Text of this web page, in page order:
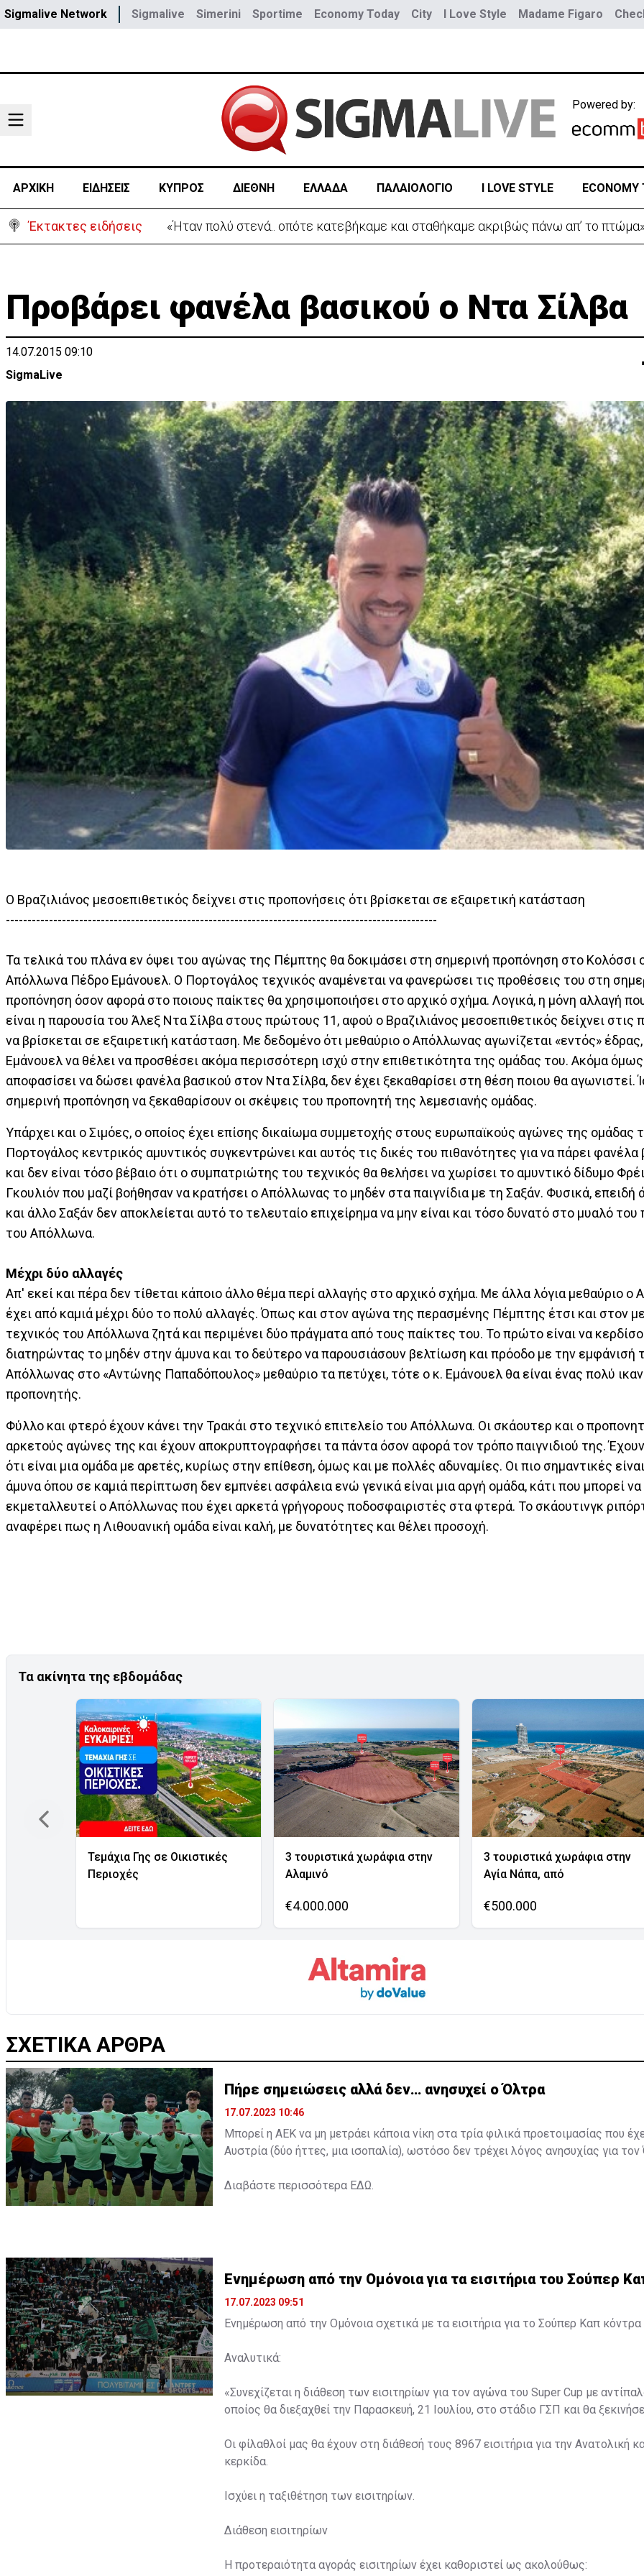
Sigmalive Network Sigmalive Simerini Sportime Economy Today City I Love Style Madame Figaro
Powered by:
ΑΡΧΙΚΗ ΕΙΔΗΣΕΙΣ ΚΥΠΡΟΣ ΔΙΕΘΝΗ ΕΛΛΑΔΑ ΠΑΛΑΙΟΛΟΓΙΟ I LOVE STYLE ECONOMY
Έκτακτες ειδήσεις «Ήταν πολύ στενά.. οπότε κατεβήκαμε και σταθήκαμε ακριβώς πάνω απ’ το
Προβάρει φανέλα βασικού ο Ντα Σίλβα
14.07.2015 09:10
SigmaLive
Ο Βραζιλιάνος μεσοεπιθετικός δείχνει στις προπονήσεις ότι βρίσκεται σε εξαιρετική κατάσταση
----------------------------------------------------------------------------------------------------
Τα τελικά του πλάνα εν όψει του αγώνας της Πέμπτης θα δοκιμάσει στη σημερινή προπόνηση στο Κολόσσι
Απόλλωνα Πέδρο Εμάνουελ. Ο Πορτογάλος τεχνικός αναμένεται να φανερώσει τις προθέσεις του στη
προπόνηση όσον αφορά στο ποιους παίκτες θα χρησιμοποιήσει στο αρχικό σχήμα. Λογικά, η μόνη αλλαγή
είναι η παρουσία του Άλεξ Ντα Σίλβα στους πρώτους 11, αφού ο Βραζιλιάνος μεσοεπιθετικός δείχνει στις
να βρίσκεται σε εξαιρετική κατάσταση. Με δεδομένο ότι μεθαύριο ο Απόλλωνας αγωνίζεται «εντός»
Εμάνουελ να θέλει να προσθέσει ακόμα περισσότερη ισχύ στην επιθετικότητα της ομάδας του. Ακόμα όμως
αποφασίσει να δώσει φανέλα βασικού στον Ντα Σίλβα, δεν έχει ξεκαθαρίσει στη θέση ποιου θα αγωνιστεί.
σημερινή προπόνηση να ξεκαθαρίσουν οι σκέψεις του προπονητή της λεμεσιανής ομάδας.
Υπάρχει και ο Σιμόες, ο οποίος έχει επίσης δικαίωμα συμμετοχής στους ευρωπαϊκούς αγώνες της ομάδας
Πορτογάλος κεντρικός αμυντικός συγκεντρώνει και αυτός τις δικές του πιθανότητες για να πάρει φανέλα
και δεν είναι τόσο βέβαιο ότι ο συμπατριώτης του τεχνικός θα θελήσει να χωρίσει το αμυντικό δίδυμο
Γκουλιόν που μαζί βοήθησαν να κρατήσει ο Απόλλωνας το μηδέν στα παιγνίδια με τη Σαξάν. Φυσικά, επειδή
και άλλο Σαξάν δεν αποκλείεται αυτό το τελευταίο επιχείρημα να μην είναι και τόσο δυνατό στο μυαλό
του Απόλλωνα.
Μέχρι δύο αλλαγές
Απ' εκεί και πέρα δεν τίθεται κάποιο άλλο θέμα περί αλλαγής στο αρχικό σχήμα. Με άλλα λόγια μεθαύριο ο
έχει από καμιά μέχρι δύο το πολύ αλλαγές. Όπως και στον αγώνα της περασμένης Πέμπτης έτσι και στον
τεχνικός του Απόλλωνα ζητά και περιμένει δύο πράγματα από τους παίκτες του. Το πρώτο είναι να
διατηρώντας το μηδέν στην άμυνα και το δεύτερο να παρουσιάσουν βελτίωση και πρόοδο με την εμφάνισή
Απόλλωνας στο «Αντώνης Παπαδόπουλος» μεθαύριο τα πετύχει, τότε ο κ. Εμάνουελ θα είναι ένας πολύ
προπονητής.
Φύλλο και φτερό έχουν κάνει την Τρακάι στο τεχνικό επιτελείο του Απόλλωνα. Οι σκάουτερ και ο
αρκετούς αγώνες της και έχουν αποκρυπτογραφήσει τα πάντα όσον αφορά τον τρόπο παιγνιδιού της.
ότι είναι μια ομάδα με αρετές, κυρίως στην επίθεση, όμως και με πολλές αδυναμίες. Οι πιο σημαντικές
άμυνα όπου σε καμιά περίπτωση δεν εμπνέει ασφάλεια ενώ γενικά είναι μια αργή ομάδα, κάτι που μπορεί να
εκμεταλλευτεί ο Απόλλωνας που έχει αρκετά γρήγορους ποδοσφαιριστές στα φτερά. Το σκάουτινγκ
αναφέρει πως η Λιθουανική ομάδα είναι καλή, με δυνατότητες και θέλει προσοχή.
Τα ακίνητα της εβδομάδας
Τεμάχια Γης σε Οικιστικές
Περιοχές
3 τουριστικά χωράφια στην
Αλαμινό
€4.000.000
3 τουριστικά χωράφια στην
Αγία Νάπα, από
€500.000
ΣΧΕΤΙΚΑ ΑΡΘΡΑ
Πήρε σημειώσεις αλλά δεν… ανησυχεί ο Όλτρα
17.07.2023 10:46
Μπορεί η ΑΕΚ να μη μετράει κάποια νίκη στα τρία φιλικά προετοιμασίας που
Αυστρία (δύο ήττες, μια ισοπαλία), ωστόσο δεν τρέχει λόγος ανησυχίας για τον
Διαβάστε περισσότερα ΕΔΩ
Ενημέρωση από την Ομόνοια για τα εισιτήρια του Σούπερ
17.07.2023 09:51
Ενημέρωση από την Ομόνοια σχετικά με τα εισιτήρια για το Σούπερ Καπ κόντρα
Αναλυτικά:
«Συνεχίζεται η διάθεση των εισιτηρίων για τον αγώνα του Super Cup με
οποίος θα διεξαχθεί την Παρασκευή, 21 Ιουλίου, στο στάδιο ΓΣΠ και θα
Οι φίλαθλοί μας θα έχουν στη διάθεσή τους 8967 εισιτήρια για την Ανατολική
κερκίδα.
Ισχύει η ταξιθέτηση των εισιτηρίων.
Διάθεση εισιτηρίων
Η προτεραιότητα αγοράς εισιτηρίων έχει καθοριστεί ως ακολούθως: